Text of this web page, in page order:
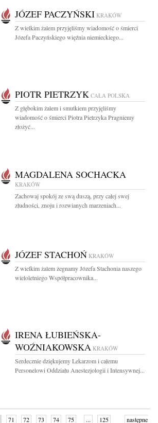
JÓZEF PACZYŃSKI KRAKÓW
Z wielkim żalem przyjęliśmy wiadomość o śmierci
Józefa Paczyńskiego więźnia niemieckiego...
PIOTR PIETRZYK CAŁA POLSKA
Z głębokim żalem i smutkiem przyjęliśmy
wiadomość o śmierci Piotra Pietrzyka Pragniemy
złożyć...
MAGDALENA SOCHACKA
KRAKÓW
Zachowaj spokój ze swą duszą, przy całej swej
złudności, znoju i rozwianych marzeniach...
JÓZEF STACHOŃ KRAKÓW
Z wielkim żalem żegnamy Józefa Stachonia naszego
wieloletniego Współpracownika...
IRENA ŁUBIEŃSKA-
WOŹNIAKOWSKA KRAKÓW
Serdecznie dziękujemy Lekarzom i całemu
Personelowi Oddziału Anestezjologii i Intensywnej...
71 72 73 74 75 ... 125 następne